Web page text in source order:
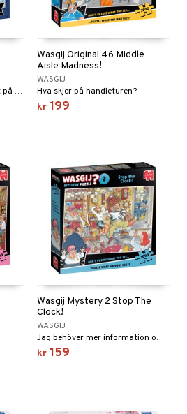
Mye uflaks rundt dette huset på gaten.
Wasgij Original 46 Middle
Aisle Madness!
WASGIJ
Hva skjer på handleturen?
kr 199
Wasgij Mystery 2 Stop The
Clock!
WASGIJ
Jag behöver mer information om vilken berättelse eller vilket sammanhang du syftar på för att kunna ge en beskrivning av vad som händer i nästa scen. Kan du ge mig mer detaljer eller specificera vilken bok, film eller serie du pratar om?
kr 159